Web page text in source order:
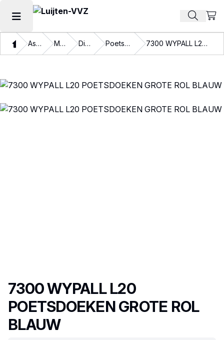
Hoofdmenu openen Zoek
ThuisAssortiment Materialen Disposables Poetspapier en doeken 7300 WYPALL L20 POETSDOEKEN GROTE ROL BLAUW
Productnaam
7300 WYPALL L20
POETSDOEKEN GROTE ROL
BLAUW